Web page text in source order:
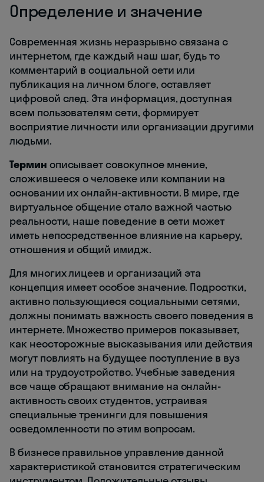
Определение и значение
Современная жизнь неразрывно связана с
интернетом, где каждый наш шаг, будь то
комментарий в социальной сети или
публикация на личном блоге, оставляет
цифровой след. Эта информация, доступная
всем пользователям сети, формирует
восприятие личности или организации другими
людьми.
Термин описывает совокупное мнение,
сложившееся о человеке или компании на
основании их онлайн-активности. В мире, где
виртуальное общение стало важной частью
реальности, наше поведение в сети может
иметь непосредственное влияние на карьеру,
отношения и общий имидж.
Для многих лицеев и организаций эта
концепция имеет особое значение. Подростки,
активно пользующиеся социальными сетями,
должны понимать важность своего поведения в
интернете. Множество примеров показывает,
как неосторожные высказывания или действия
могут повлиять на будущее поступление в вуз
или на трудоустройство. Учебные заведения
все чаще обращают внимание на онлайн-
активность своих студентов, устраивая
специальные тренинги для повышения
осведомленности по этим вопросам.
В бизнесе правильное управление данной
характеристикой становится стратегическим